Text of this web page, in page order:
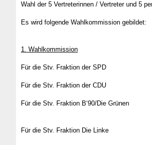
Wahl der 5 Vertreterinnen / Vertreter und 5
Es wird folgende Wahlkommission gebildet:
1. Wahlkommission
Für die Stv. Fraktion der
Für die Stv. Fraktion der CDU
Für die Stv. Fraktion B‘90/Die
Frau Stv. Dr.
Für die Stv. Fraktion Die Linke